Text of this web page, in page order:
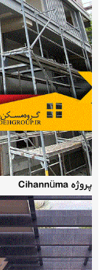
پروژه Cihannüma